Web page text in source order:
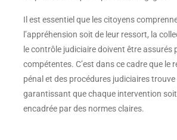
Il est essentiel que les citoyens
l’appréhension soit de leur ressort, la
le contrôle judiciaire doivent être assurés
compétentes. C’est dans ce cadre que le
pénal et des procédures judiciaires trouve
garantissant que chaque intervention
encadrée par des normes claires.